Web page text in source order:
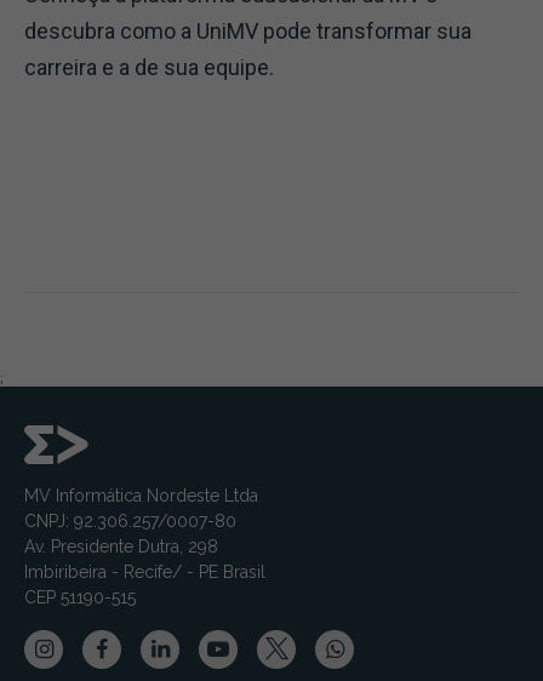
descubra como a UniMV pode transformar sua
carreira e a de sua equipe.
;
MV Informática Nordeste Ltda
CNPJ: 92.306.257/0007-80
Av. Presidente Dutra, 298
Imbiribeira - Recife/ - PE Brasil
CEP 51190-515